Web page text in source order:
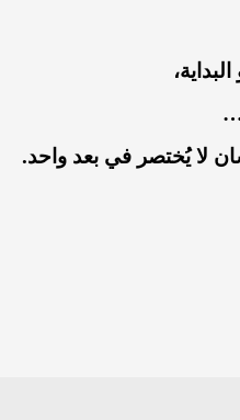
لا يُختصر في بعد واحد.